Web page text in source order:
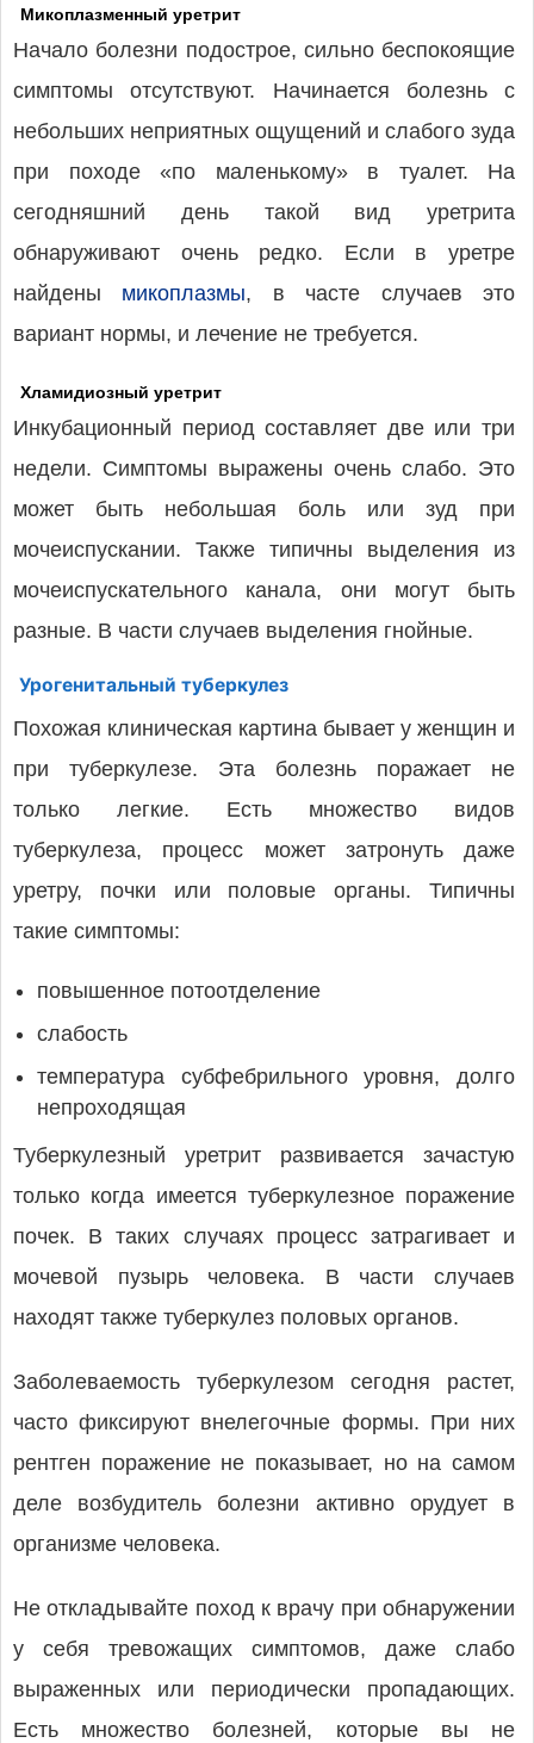
Микоплазменный уретрит
Начало болезни подострое, сильно беспокоящие
симптомы отсутствуют. Начинается болезнь с
небольших неприятных ощущений и слабого зуда
при походе «по маленькому» в туалет. На
сегодняшний день такой вид уретрита
обнаруживают очень редко. Если в уретре
найдены микоплазмы, в часте случаев это
вариант нормы, и лечение не требуется.
Хламидиозный уретрит
Инкубационный период составляет две или три
недели. Симптомы выражены очень слабо. Это
может быть небольшая боль или зуд при
мочеиспускании. Также типичны выделения из
мочеиспускательного канала, они могут быть
разные. В части случаев выделения гнойные.
Урогенитальный туберкулез
Похожая клиническая картина бывает у женщин и
при туберкулезе. Эта болезнь поражает не
только легкие. Есть множество видов
туберкулеза, процесс может затронуть даже
уретру, почки или половые органы. Типичны
такие симптомы:
повышенное потоотделение
слабость
температура субфебрильного уровня, долго
непроходящая
Туберкулезный уретрит развивается зачастую
только когда имеется туберкулезное поражение
почек. В таких случаях процесс затрагивает и
мочевой пузырь человека. В части случаев
находят также туберкулез половых органов.
Заболеваемость туберкулезом сегодня растет,
часто фиксируют внелегочные формы. При них
рентген поражение не показывает, но на самом
деле возбудитель болезни активно орудует в
организме человека.
Не откладывайте поход к врачу при обнаружении
у себя тревожащих симптомов, даже слабо
выраженных или периодически пропадающих.
Есть множество болезней, которые вы не